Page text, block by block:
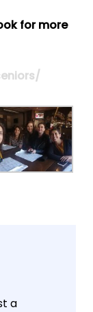
for more
a